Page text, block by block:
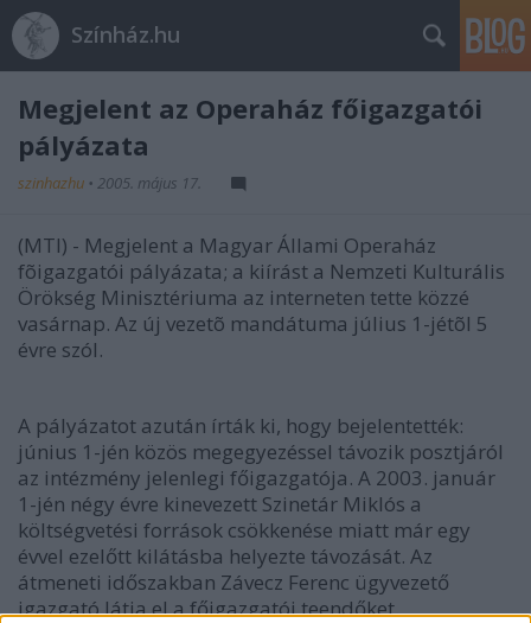
Színház.hu
Megjelent az Operaház főigazgatói
pályázata
szinhazhu • 2005. május 17.
(MTI) - Megjelent a Magyar Állami Operaház
fõigazgatói pályázata; a kiírást a Nemzeti Kulturális
Örökség Minisztériuma az interneten tette közzé
vasárnap. Az új vezetõ mandátuma július 1-jétõl 5
évre szól.
A pályázatot azután írták ki, hogy bejelentették:
június 1-jén közös megegyezéssel távozik posztjáról
az intézmény jelenlegi főigazgatója. A 2003. január
1-jén négy évre kinevezett Szinetár Miklós a
költségvetési források csökkenése miatt már egy
évvel ezelőtt kilátásba helyezte távozását. Az
átmeneti időszakban Závecz Ferenc ügyvezető
igazgató látja el a főigazgatói teendőket.